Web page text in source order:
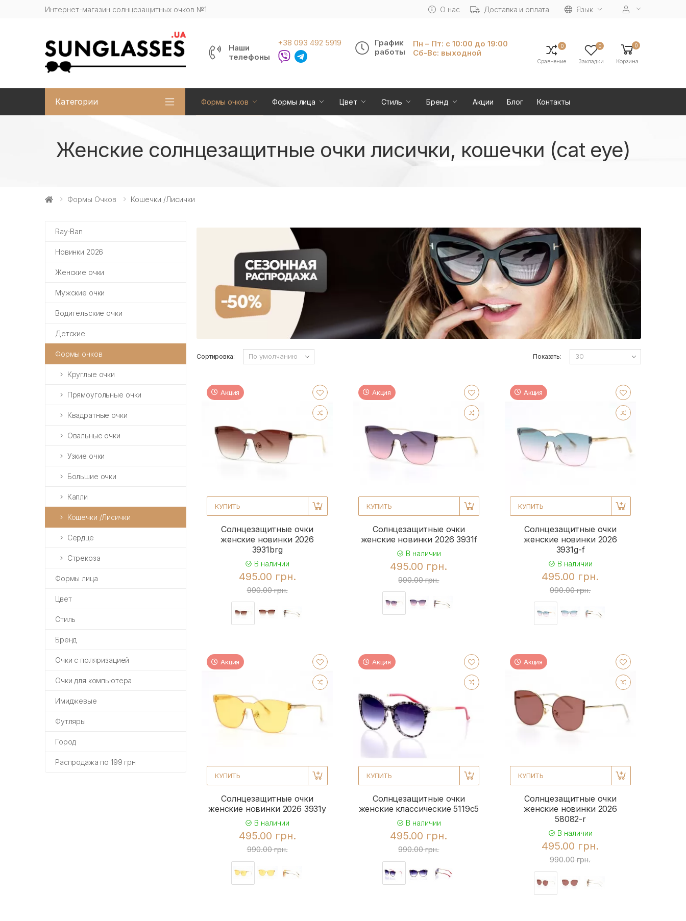
Интернет-магазин солнцезащитных очков №1 О нас Доставка и оплата Язык
Наши
телефоны
+38 093 492 5919
График
работы
Пн – Пт: с 10:00 до 19:00
Сб-Вс: выходной
0
Сравнение
0
Закладки
0
Корзина
Категории Формы очков Формы лица Цвет Стиль Бренд Акции Блог Контакты
Женские солнцезащитные очки лисички, кошечки (cat eye)
Формы Очков Кошечки /Лисички
Ray-Ban
Новинки 2026
Женские очки
Мужские очки
Водительские очки
Детские
Формы очков
Круглые очки
Прямоугольные очки
Квадратные очки
Овальные очки
Узкие очки
Большие очки
Капли
Кошечки /Лисички
Сердце
Стрекоза
Формы лица
Цвет
Стиль
Бренд
Очки с поляризацией
Очки для компьютера
Имиджевые
Футляры
Город
Распродажа по 199 грн
Сортировка: Показать:
Акция
КУПИТЬ
Солнцезащитные очки
женские новинки 2026
3931brg
В наличии
495.00 грн.
990.00 грн.
Акция
КУПИТЬ
Солнцезащитные очки
женские новинки 2026 3931f
В наличии
495.00 грн.
990.00 грн.
Акция
КУПИТЬ
Солнцезащитные очки
женские новинки 2026
3931g-f
В наличии
495.00 грн.
990.00 грн.
Акция
КУПИТЬ
Солнцезащитные очки
женские новинки 2026 3931y
В наличии
495.00 грн.
990.00 грн.
Акция
КУПИТЬ
Солнцезащитные очки
женские классические 5119c5
В наличии
495.00 грн.
990.00 грн.
Акция
КУПИТЬ
Солнцезащитные очки
женские новинки 2026
58082-r
В наличии
495.00 грн.
990.00 грн.